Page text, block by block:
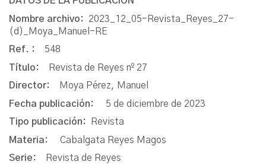
Nombre archivo: 2023_12_05-Revista_Reyes_27-
(d)_Moya_Manuel-RE
Ref. : 548
Título:
Revista de Reyes nº 27
Director:
Moya Pérez, Manuel
Fecha publicación: 5 de diciembre de 2023
Tipo publicación:
Revista
Materia: Cabalgata Reyes Magos
Serie:
Revista de Reyes